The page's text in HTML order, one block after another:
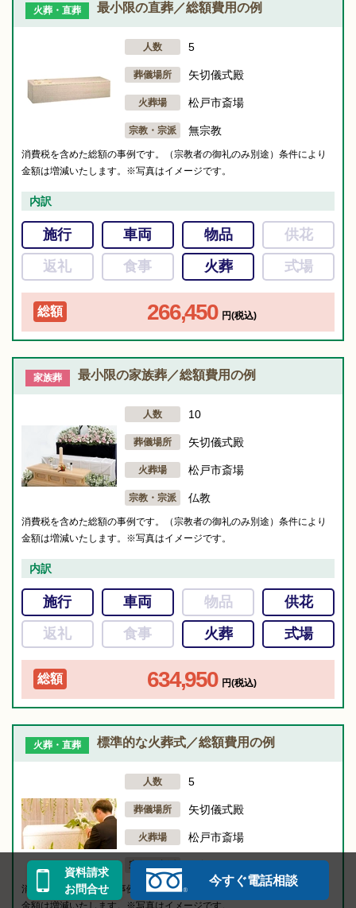
火葬・直葬 最小限の直葬／総額費用の例
人数 5
葬儀場所 矢切儀式殿
火葬場 松戸市斎場
宗教・宗派 無宗教
消費税を含めた総額の事例です。（宗教者の御礼のみ別途）条件により
金額は増減いたします。※写真はイメージです。
内訳
施行 車両 物品
供花
返礼
食事 火葬 式場
総額 266,450 円(税込)
家族葬 最小限の家族葬／総額費用の例
人数 10
葬儀場所 矢切儀式殿
火葬場 松戸市斎場
宗教・宗派 仏教
消費税を含めた総額の事例です。（宗教者の御礼のみ別途）条件により
金額は増減いたします。※写真はイメージです。
内訳
施行 車両 物品
供花
返礼
食事 火葬 式場
総額 634,950 円(税込)
火葬・直葬 標準的な火葬式／総額費用の例
人数 5
葬儀場所 矢切儀式殿
火葬場 松戸市斎場
宗教・宗派
消費税を含めた総額の事例です。（宗教者の御礼のみ別途）条件により
資料請求
お問合せ
今すぐ電話相談